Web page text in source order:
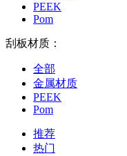
PEEK
Pom
刮板材质：
全部
金属材质
PEEK
Pom
推荐
热门